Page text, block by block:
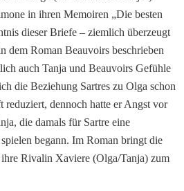
in ihren Memoiren „Die be­sten
dieser Briefe – ziemlich überzeugt
dem Roman Beauvoirs beschrie­ben
auch Tanja und Beauvoirs Gefühle
die Be­ziehung Sartres zu Olga schon
reduziert, dennoch hatte er Angst vor
die damals für Sartre eine
begann. Im Roman bringt die
Ri­valin Xaviere (Olga/Tanja) zum